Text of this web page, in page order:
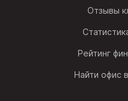
Отзывы
Рейтинг
Найти офис